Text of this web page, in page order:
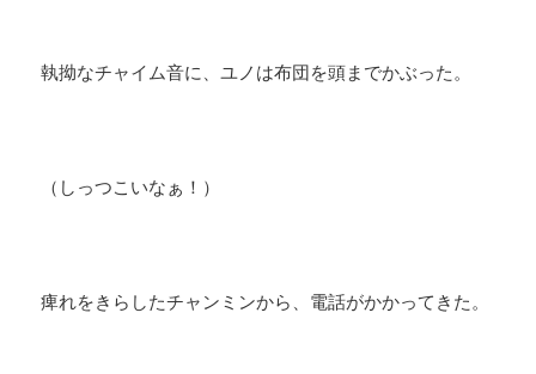
執拗なチャイム音に、ユノは布団を頭までかぶった。
（しっつこいなぁ！）
痺れをきらしたチャンミンから、電話がかかってきた。